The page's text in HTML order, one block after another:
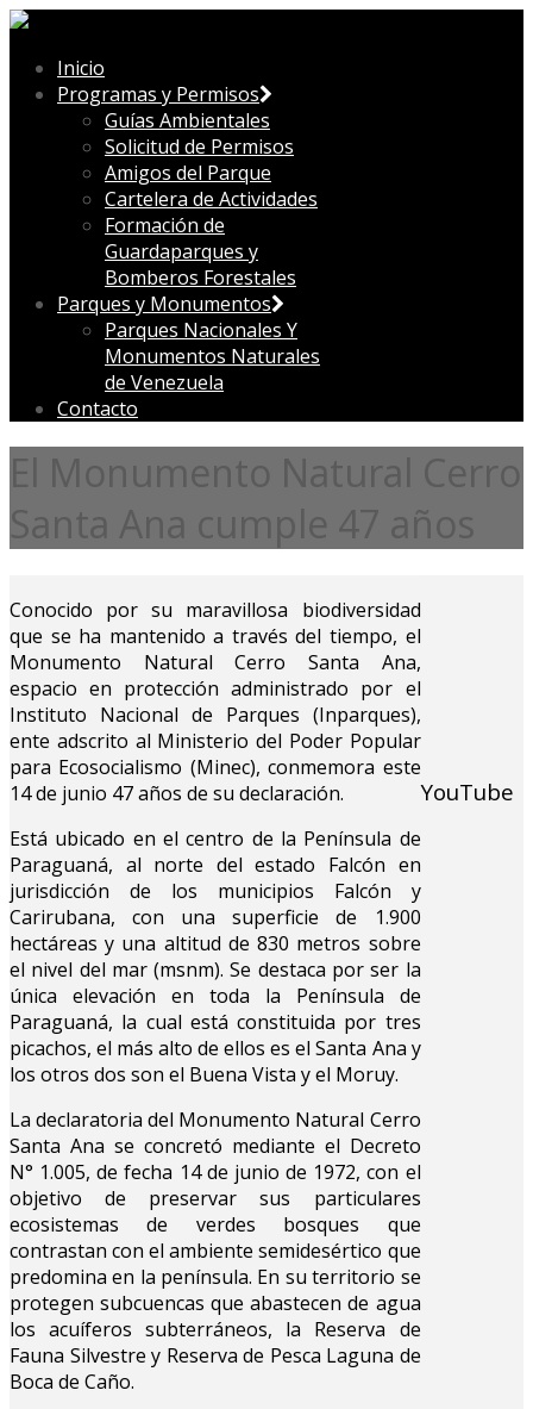
Inicio
Programas y Permisos
Guías Ambientales
Solicitud de Permisos
Amigos del Parque
Cartelera de Actividades
Formación de
Guardaparques y
Bomberos Forestales
Parques y Monumentos
Parques Nacionales Y
Monumentos Naturales
de Venezuela
Contacto
El Monumento Natural Cerro
Santa Ana cumple 47 años
Conocido por su maravillosa biodiversidad
que se ha mantenido a través del tiempo, el
Monumento Natural Cerro Santa Ana,
espacio en protección administrado por el
Instituto Nacional de Parques (Inparques),
ente adscrito al Ministerio del Poder Popular
para Ecosocialismo (Minec), conmemora este
14 de junio 47 años de su declaración.
Está ubicado en el centro de la Península de
Paraguaná, al norte del estado Falcón en
jurisdicción de los municipios Falcón y
Carirubana, con una superficie de 1.900
hectáreas y una altitud de 830 metros sobre
el nivel del mar (msnm). Se destaca por ser la
única elevación en toda la Península de
Paraguaná, la cual está constituida por tres
picachos, el más alto de ellos es el Santa Ana y
los otros dos son el Buena Vista y el Moruy.
La declaratoria del Monumento Natural Cerro
Santa Ana se concretó mediante el Decreto
N° 1.005, de fecha 14 de junio de 1972, con el
objetivo de preservar sus particulares
ecosistemas de verdes bosques que
contrastan con el ambiente semidesértico que
predomina en la península. En su territorio se
protegen subcuencas que abastecen de agua
los acuíferos subterráneos, la Reserva de
Fauna Silvestre y Reserva de Pesca Laguna de
Boca de Caño.
YouTube